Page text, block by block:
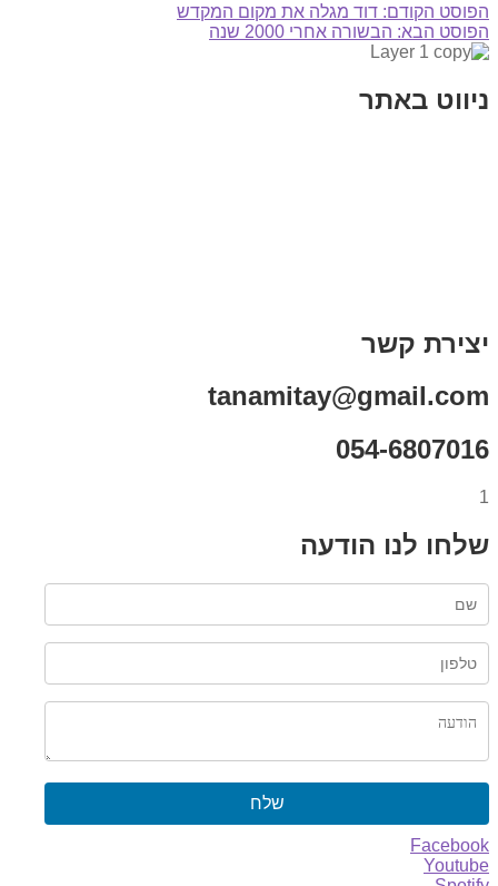
הפוסט הקודם: דוד מגלה את מקום המקדש
הפוסט הבא: הבשורה אחרי 2000 שנה
ניווט באתר
יצירת קשר
tanamitay@gmail.com
054-6807016
1
שלחו לנו הודעה
שלח
Facebook
Youtube